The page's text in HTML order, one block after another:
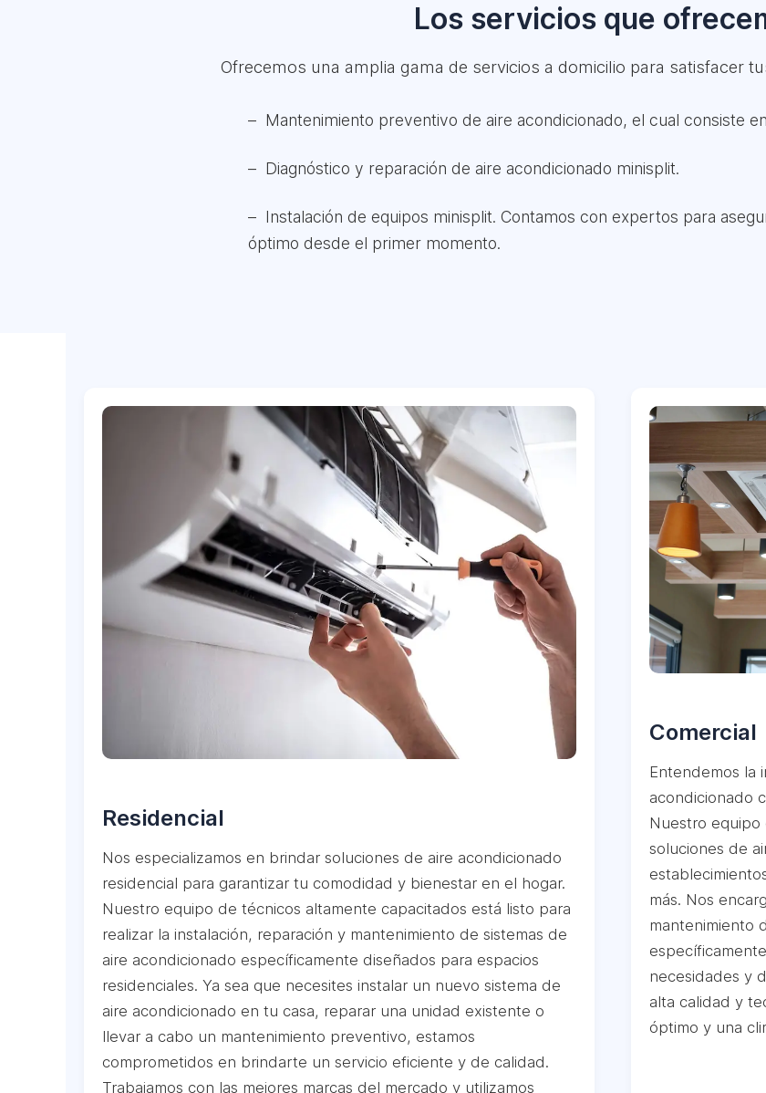
Los servicios que
Ofrecemos una amplia gama de servicios a domicilio para satisfacer
Mantenimiento preventivo de aire acondicionado, el cual consiste
Diagnóstico y reparación de aire acondicionado minisplit.
Instalación de equipos minisplit. Contamos con expertos para
óptimo desde el primer momento.
Residencial
Nos especializamos en brindar soluciones de aire acondicionado
residencial para garantizar tu comodidad y bienestar en el hogar.
Nuestro equipo de técnicos altamente capacitados está listo para
realizar la instalación, reparación y mantenimiento de sistemas de
aire acondicionado específicamente diseñados para espacios
residenciales. Ya sea que necesites instalar un nuevo sistema de
aire acondicionado en tu casa, reparar una unidad existente o
llevar a cabo un mantenimiento preventivo, estamos
comprometidos en brindarte un servicio eficiente y de calidad.
Trabajamos con las mejores marcas del mercado y utilizamos
Comercial
Entendemos la
acondicionado
Nuestro
soluciones de
más. Nos
mantenimiento
necesidades y
alta calidad y
óptimo y una